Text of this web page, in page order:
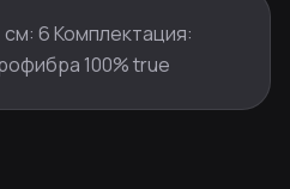
6 Комплектация:
100% true